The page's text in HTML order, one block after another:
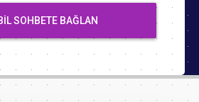
SOHBETE BAĞLAN